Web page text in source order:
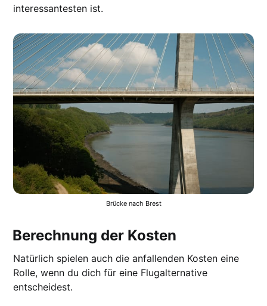
interessantesten ist.
Brücke nach Brest
Berechnung der Kosten
Natürlich spielen auch die anfallenden Kosten eine
Rolle, wenn du dich für eine Flugalternative
entscheidest.